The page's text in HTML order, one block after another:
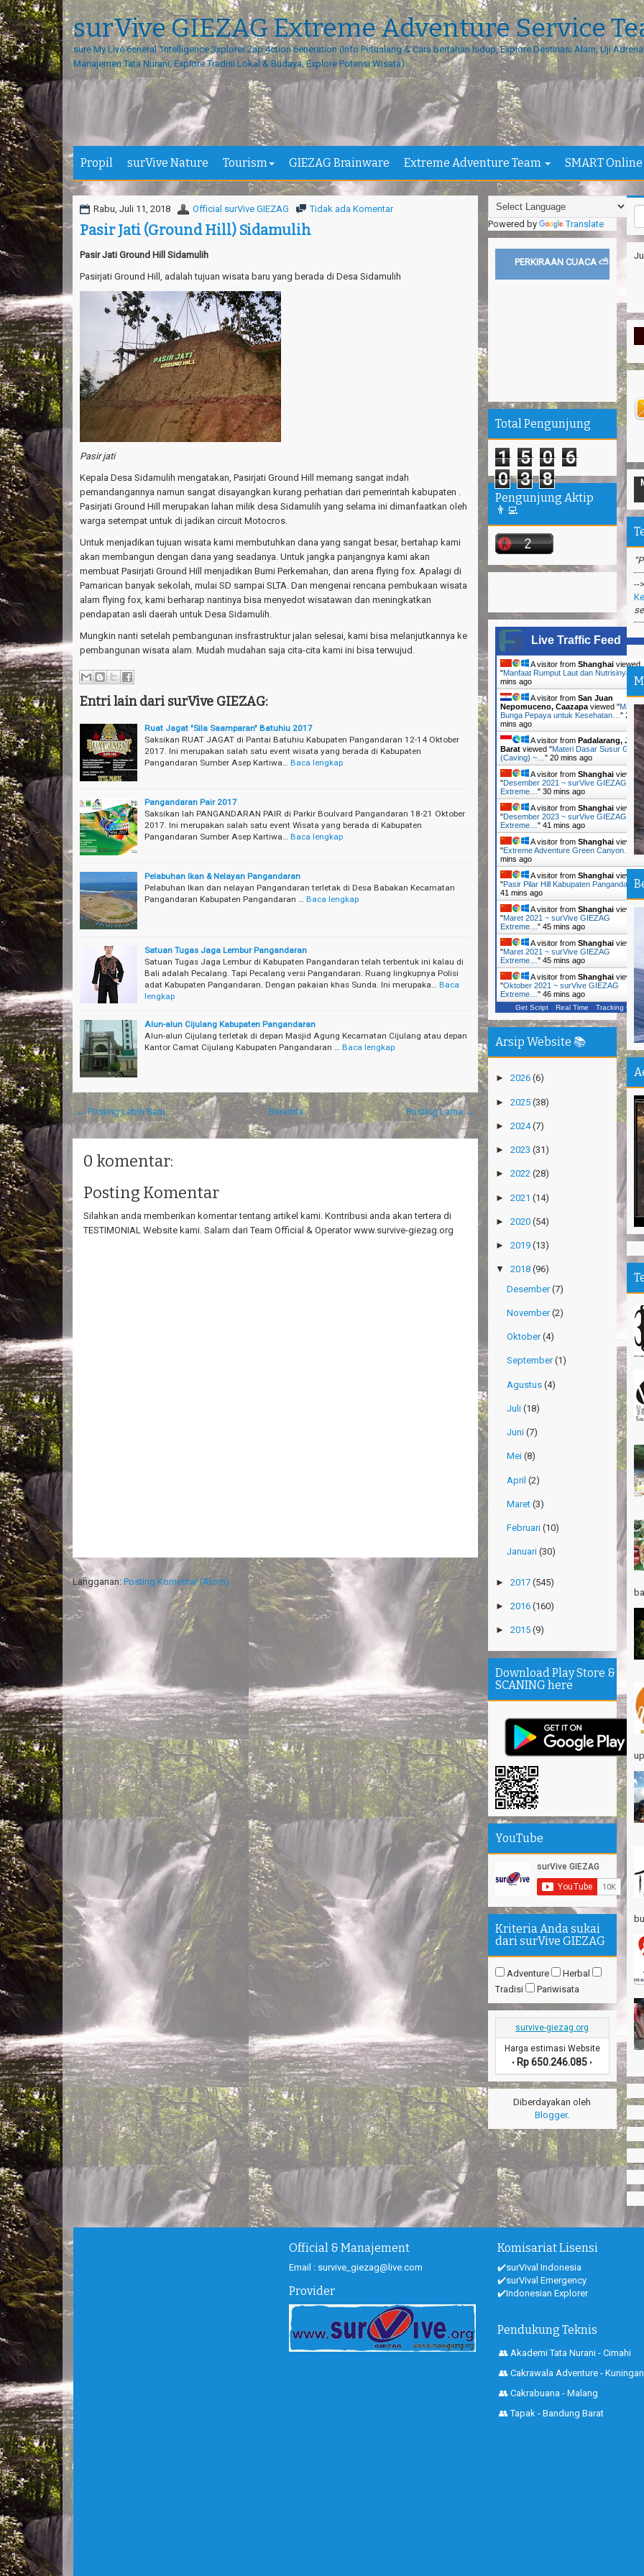
surVive GIEZAG Extreme Adventure Service
sure My Live 6eneral 1ntelligence 3xplorer 2ap 4ction 6eneration (Info Petualang & Cara bertahan hidup, Explore Destinasi Alam, Uji
Manajemen Tata Nurani, Explore Tradisi Lokal & Budaya, Explore Potensi Wisata)
Propil surVive Nature Tourism GIEZAG Brainware Extreme Adventure Team SMART Online
Rabu, Juli 11, 2018 Official surVive GIEZAG Tidak ada Komentar
Pasir Jati (Ground Hill) Sidamulih
Pasir Jati Ground Hill Sidamulih
Pasirjati Ground Hill, adalah tujuan wisata baru yang berada di Desa Sidamulih
Pasir jati
Kepala Desa Sidamulih mengatakan, Pasirjati Ground Hill memang sangat indah
pemandangannya namun sangat disayangkan kurang perhatian dari pemerintah kabupaten .
Pasirjati Ground Hill merupakan lahan milik desa Sidamulih yang selama ini dimanfaatkan oleh
warga setempat untuk di jadikan circuit Motocros.
Untuk menjadikan tujuan wisata kami membutuhkan dana yang sangat besar, bertahap kami
akan membangun dengan dana yang seadanya. Untuk jangka panjangnya kami akan
membuat Pasirjati Ground Hill menjadikan Bumi Perkemahan, dan arena flying fox. Apalagi di
Pamarican banyak sekolah, mulai SD sampai SLTA. Dan mengenai rencana pembukaan wisata
alam flying fox, kami berharap nantinya bisa menyedot wisatawan dan meningkatkan
pendapatan asli daerah untuk Desa Sidamulih.
Mungkin nanti setelah pembangunan insfrastruktur jalan selesai, kami bisa melanjutkannya ke
pembangunan wisata alam. Mudah mudahan saja cita-cita kami ini bisa terwujud.
Entri lain dari surVive GIEZAG:
Ruat Jagat "Sila Saamparan" Batuhiu 2017
Saksikan RUAT JAGAT di Pantai Batuhiu Kabupaten Pangandaran 12-14 Oktober
2017. Ini merupakan salah satu event wisata yang berada di Kabupaten
Pangandaran Sumber Asep Kartiwa…
Baca lengkap
Pangandaran Pair 2017
Saksikan lah PANGANDARAN PAIR di Parkir Boulvard Pangandaran 18-21 Oktober
2017. Ini merupakan salah satu event Wisata yang berada di Kabupaten
Pangandaran Sumber Asep Kartiwa…
Baca lengkap
Pelabuhan Ikan & Nelayan Pangandaran
Pelabuhan Ikan dan nelayan Pangandaran terletak di Desa Babakan Kecamatan
Pangandaran Kabupaten Pangandaran …
Baca lengkap
Satuan Tugas Jaga Lembur Pangandaran
Satuan Tugas Jaga Lembur di Kabupaten Pangandaran telah terbentuk ini kalau di
Bali adalah Pecalang. Tapi Pecalang versi Pangandaran. Ruang lingkupnya Polisi
adat Kabupaten Pangandaran. Dengan pakaian khas Sunda. Ini merupaka…
Baca
lengkap
Alun-alun Cijulang Kabupaten Pangandaran
Alun-alun Cijulang terletak di depan Masjid Agung Kecamatan Cijulang atau depan
Kantor Camat Cijulang Kabupaten Pangandaran …
Baca lengkap
← Posting Lebih Baru Posting Lama →
Beranda
0 komentar:
Posting Komentar
Silahkan anda memberikan komentar tentang artikel kami. Kontribusi anda akan tertera di
TESTIMONIAL Website kami. Salam dari Team Official & Operator www.survive-giezag.org
Langganan: Posting Komentar (Atom)
Powered by Translate
PERKIRAAN CUACA ⛅
Total Pengunjung
1 5 0
6
0
3 8
Pengunjung Aktip
👨‍💻
Live Traffic Feed
A visitor from Shanghai viewed
"Manfaat Rumput Laut dan Nutrisinya…
mins ago
A visitor from San Juan
Nepomuceno, Caazapa viewed "
Bunga Pepaya untuk Kesehatan… " 20
mins ago
A visitor from Padalarang, Jawa
Barat viewed "Materi Dasar Susur Goa
(Caving) ~… " 20 mins ago
A visitor from Shanghai viewed
"Desember 2021 ~ surVive GIEZAG
Extreme… " 30 mins ago
A visitor from Shanghai viewed
"Desember 2023 ~ surVive GIEZAG
Extreme… " 41 mins ago
A visitor from Shanghai viewed
"Extreme Adventure Green Canyon… "
mins ago
A visitor from Shanghai viewed
"Pasir Pilar Hill Kabupaten
41 mins ago
A visitor from Shanghai viewed
"Maret 2021 ~ surVive GIEZAG
Extreme… " 45 mins ago
A visitor from Shanghai viewed
"Maret 2021 ~ surVive GIEZAG
Extreme… " 45 mins ago
A visitor from Shanghai viewed
"Oktober 2021 ~ surVive GIEZAG
Extreme… " 46 mins ago
Get Script Real Time Tracking ON
Arsip Website 📚
► 2026 (6)
► 2025 (38)
► 2024(7)
► 2023 (31)
► 2022 (28)
► 2021 (14)
► 2020 (54)
► 2019 (13)
▼ 2018 (96)
Desember(7)
November(2)
Oktober(4)
September(1)
Agustus (4)
Juli (18)
Juni (7)
Mei (8)
April (2)
Maret (3)
Februari (10)
Januari (30)
► 2017 (545)
► 2016 (160)
► 2015 (9)
Download Play Store &
SCANING here
YouTube
Kriteria Anda sukai
dari surVive GIEZAG
Adventure
Herbal
Tradisi
Pariwisata
survive-giezag.org
Harga estimasi Website
• Rp 650.246.085 •
Diberdayakan oleh
Blogger.
--
--
--
Official & Manajement
Email : survive_giezag@live.com
Provider
Komisariat Lisensi
✔️surVival Indonesia
✔️surVival Emergency
✔️Indonesian Explorer
Pendukung Teknis
👥 Akademi Tata Nurani - Cimahi
👥 Cakrawala Adventure - Kuningan
👥 Cakrabuana - Malang
👥 Tapak - Bandung Barat